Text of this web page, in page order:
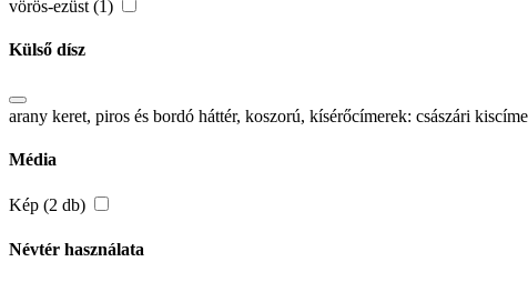
vörös-ezüst (1)
Külső dísz
arany keret, piros és bordó háttér, koszorú, kísérőcímerek: császári
Média
Kép (2 db)
Névtér használata